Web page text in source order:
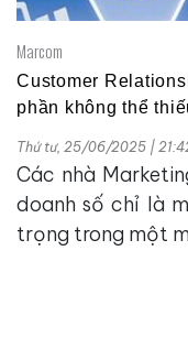
Marcom
Customer
phần không thể
Thứ tư, 25/06/2025 |
Các nhà
doanh số chỉ là
trọng trong một